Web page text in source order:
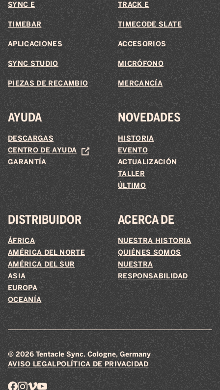
SYNC E TRACK E
TIMEBAR TIMECODE SLATE
APLICACIONES ACCESORIOS
SYNC STUDIO MICRÓFONO
PIEZAS DE RECAMBIO MERCANCÍA
AYUDA
DESCARGAS
CENTRO DE AYUDA
GARANTÍA
NOVEDADES
HISTORIA
EVENTO
ACTUALIZACIÓN
TALLER
ÚLTIMO
DISTRIBUIDOR
ÁFRICA
AMÉRICA DEL NORTE
AMÉRICA DEL SUR
ASIA
EUROPA
OCEANÍA
ACERCA DE
NUESTRA HISTORIA
QUIÉNES SOMOS
NUESTRA
RESPONSABILIDAD
© 2026 Tentacle Sync. Cologne, Germany
AVISO LEGALPOLÍTICA DE PRIVACIDAD